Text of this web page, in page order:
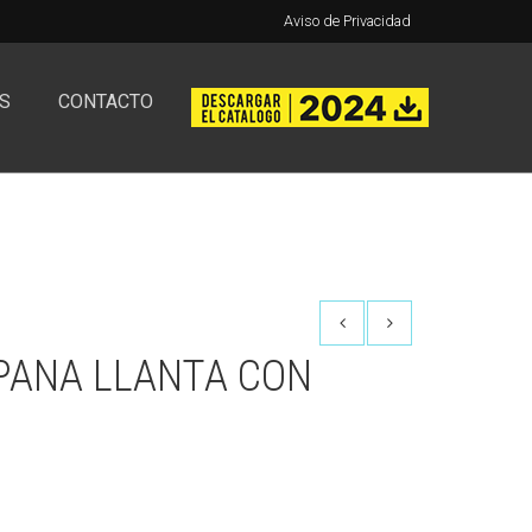
Aviso de Privacidad
CONTACTO
LLANTA CON